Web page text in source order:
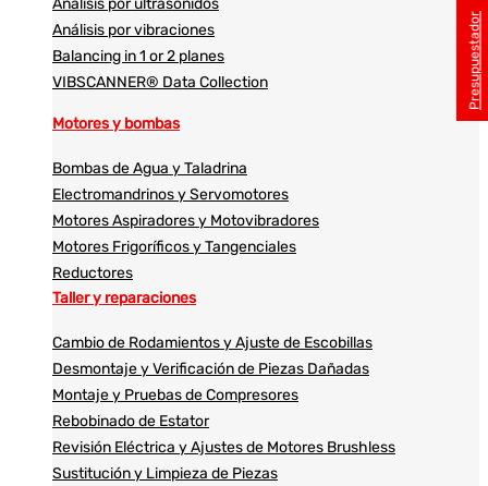
Análisis por ultrasonidos​​
Análisis por vibraciones
Balancing in 1 or 2 planes
VIBSCANNER® Data Collection
Motores y bombas
Bombas de Agua y Taladrina
Electromandrinos y Servomotores
Motores Aspiradores y Motovibradores
Motores Frigoríficos y Tangenciales
Reductores
Taller y reparaciones
Cambio de Rodamientos y Ajuste de Escobillas
Desmontaje y Verificación de Piezas Dañadas
Montaje y Pruebas de Compresores
Rebobinado de Estator
Revisión Eléctrica y Ajustes de Motores Brushless
Sustitución y Limpieza de Piezas
Presupuestador